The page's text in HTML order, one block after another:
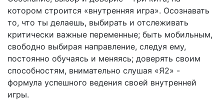
котором строится «внутренняя игра». Осознавать
то, что ты делаешь, выбирать и отслеживать
критически важные переменные; быть мобильным,
свободно выбирая направление, следуя ему,
постоянно обучаясь и меняясь; доверять своим
способностям, внимательно слушая «Я2» -
формула успешного ведения своей внутренней
игры.